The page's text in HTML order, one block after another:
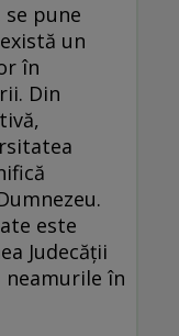
pune
un
în
Din
este
Judecății
neamurile în